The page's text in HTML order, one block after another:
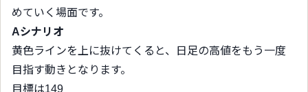
めていく場面です。
Aシナリオ
黄色ラインを上に抜けてくると、日足の高値をもう一度
目指す動きとなります。
目標は149